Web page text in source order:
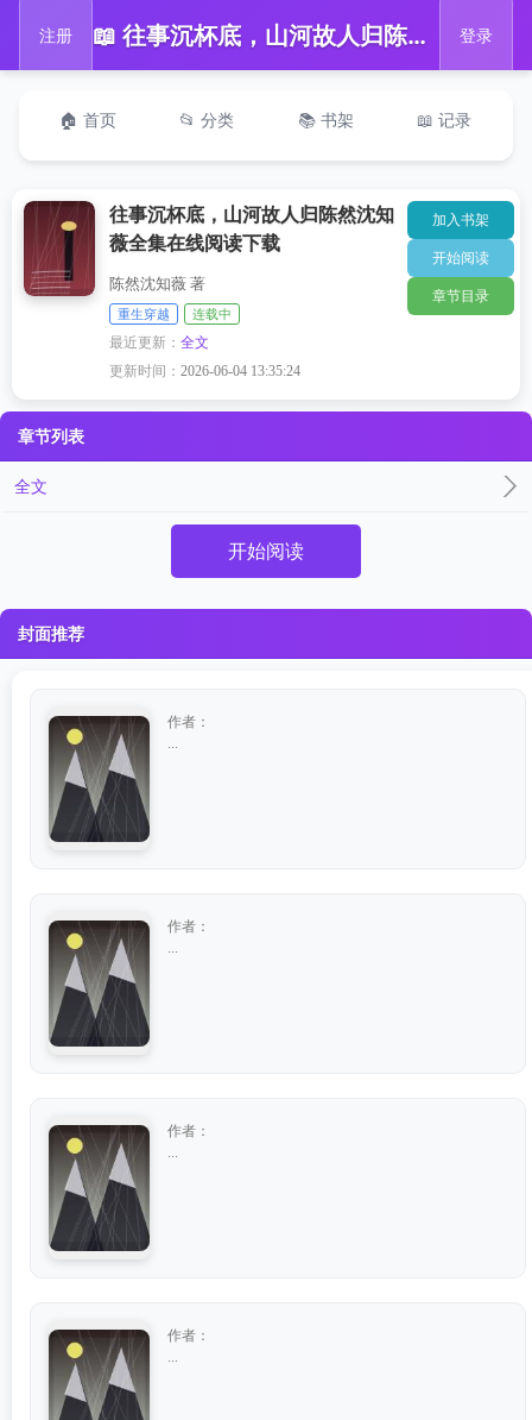
注册 📖 往事沉杯底，山河故人归陈然沈知薇全集在线阅读下载 登录
🏠 首页 📂 分类 📚 书架 📖 记录
往事沉杯底，山河故人归陈然沈知
薇全集在线阅读下载
陈然沈知薇 著
重生穿越 连载中
最近更新：全文
更新时间：2026-06-04 13:35:24
加入书架
开始阅读
章节目录
章节列表
全文
开始阅读
封面推荐
作者：
作者：
作者：
作者：